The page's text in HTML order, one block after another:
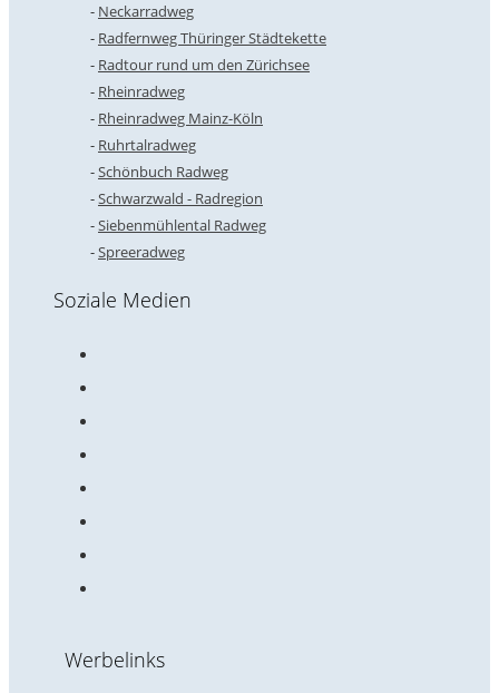
Neckarradweg
Radfernweg Thüringer Städtekette
Radtour rund um den Zürichsee
Rheinradweg
Rheinradweg Mainz-Köln
Ruhrtalradweg
Schönbuch Radweg
Schwarzwald - Radregion
Siebenmühlental Radweg
Spreeradweg
Soziale Medien
Werbelinks